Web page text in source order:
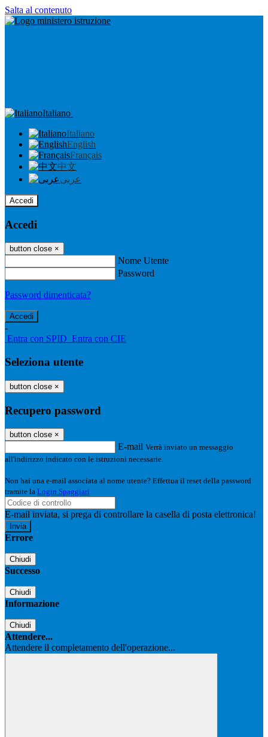
Salta al contenuto
Italiano
Italiano
English
Français
中文
عربى
Accedi
Accedi
button close ×
Nome Utente
Password
Password dimenticata?
-
Entra con SPID Entra con CIE
Seleziona utente
button close ×
Recupero password
button close ×
E-mail Verrà inviato un messaggio
all'indirizzo indicato con le istruzioni necessarie.
Non hai una e-mail associata al nome utente? Effettua il reset della password
tramite la Login Spaggiari
E-mail inviata, si prega di controllare la casella di posta elettronica!
Errore
Chiudi
Successo
Chiudi
Informazione
Chiudi
Attendere...
Attendere il completamento dell'operazione...